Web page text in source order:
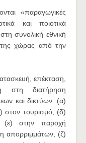
«παραγωγικές
και ποιοτικά
συνολική εθνική
της χώρας από την
επέκταση,
στη διατήρηση
και δικτύων: (α)
στον τουρισμό, (δ)
(ε) στην παροχή
απορριμμάτων, (ζ)